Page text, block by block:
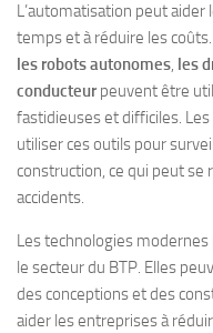
L’automatisation peut aider
temps et à réduire les
les robots autonomes, les
conducteurpeuvent être
fastidieuses et difficiles.
utiliser ces outils pour
construction, ce qui peut
accidents.
Les technologies
le secteur du BTP. Elles
des conceptions et des
aider les entreprises à